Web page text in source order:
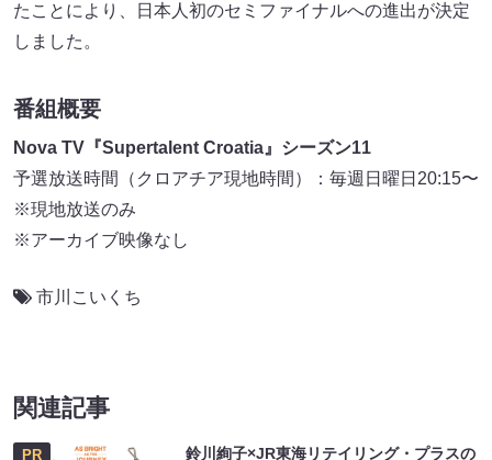
たことにより、日本人初のセミファイナルへの進出が決定
しました。
番組概要
Nova TV『Supertalent Croatia』シーズン11
予選放送時間（クロアチア現地時間）：毎週日曜日20:15〜
※現地放送のみ
※アーカイブ映像なし
市川こいくち
関連記事
PR 鈴川絢子×JR東海リテイリング・プラスの